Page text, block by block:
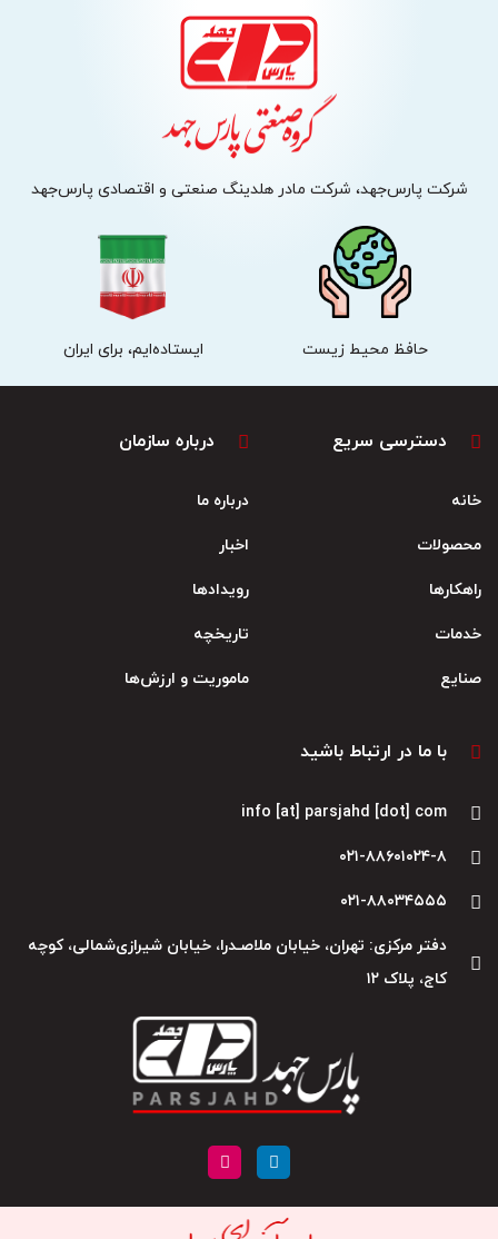
شرکت پارس‌جهد، شرکت مادر هلدینگ صنعتی و اقتصادی پارس‌جهد
حافظ محیط زیست ایستاده‌ایم، برای ایران
دسترسی سریع
خانه
محصولات
راهکارها
خدمات
صنایع
درباره سازمان
درباره ما
اخبار
رویدادها
تاریخچه
ماموریت و ارزش‌ها
با ما در ارتباط باشید
info [at] parsjahd [dot] com
۰۲۱-۸۸۶۰۱۰۲۴-۸
۰۲۱-۸۸۰۳۴۵۵۵
دفتر مرکزی: تهران، خیابان ملاصـدرا، خیابان شیرازی‌شمالی، کوچه
کاج، پلاک ۱۲
i
n
k
d
i
n
s
t
g
r